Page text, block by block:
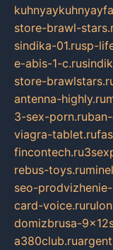
store-brawl-
sindika-01.rusp-
e-abis-1-c.ru
store-
antenna-highly.ru
3-sex-porn.ru
viagra-tablet.ru
fincontech.ru
rebus-toys.ru
seo-
card-voice.ru
domizbrusa-
a380club.ru